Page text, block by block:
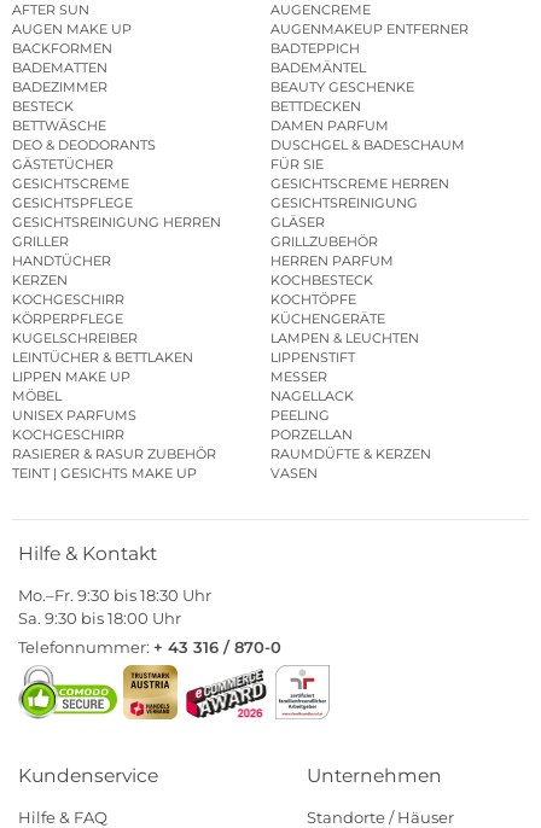
AFTER SUN
AUGENCREME
AUGEN MAKE UP
AUGENMAKEUP ENTFERNER
BACKFORMEN
BADTEPPICH
BADEMATTEN
BADEMÄNTEL
BADEZIMMER
BEAUTY GESCHENKE
BESTECK
BETTDECKEN
BETTWÄSCHE
DAMEN PARFUM
DEO & DEODORANTS
DUSCHGEL & BADESCHAUM
GÄSTETÜCHER
FÜR SIE
GESICHTSCREME
GESICHTSCREME HERREN
GESICHTSPFLEGE
GESICHTSREINIGUNG
GESICHTSREINIGUNG HERREN
GLÄSER
GRILLER
GRILLZUBEHÖR
HANDTÜCHER
HERREN PARFUM
KERZEN
KOCHBESTECK
KOCHGESCHIRR
KOCHTÖPFE
KÖRPERPFLEGE
KÜCHENGERÄTE
KUGELSCHREIBER
LAMPEN & LEUCHTEN
LEINTÜCHER & BETTLAKEN
LIPPENSTIFT
LIPPEN MAKE UP
MESSER
MÖBEL
NAGELLACK
UNISEX PARFUMS
PEELING
KOCHGESCHIRR
PORZELLAN
RASIERER & RASUR ZUBEHÖR
RAUMDÜFTE & KERZEN
TEINT | GESICHTS MAKE UP
VASEN
Hilfe & Kontakt
Mo.–Fr. 9:30 bis 18:30 Uhr
Sa. 9:30 bis 18:00 Uhr
Telefonnummer: + 43 316 / 870-0
Kundenservice
Hilfe & FAQ
Unternehmen
Standorte / Häuser